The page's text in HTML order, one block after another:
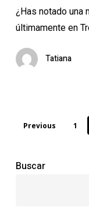
del
aumento
cómo
¿Has notado una
últimamente en
Tatiana
Previous 1
Buscar